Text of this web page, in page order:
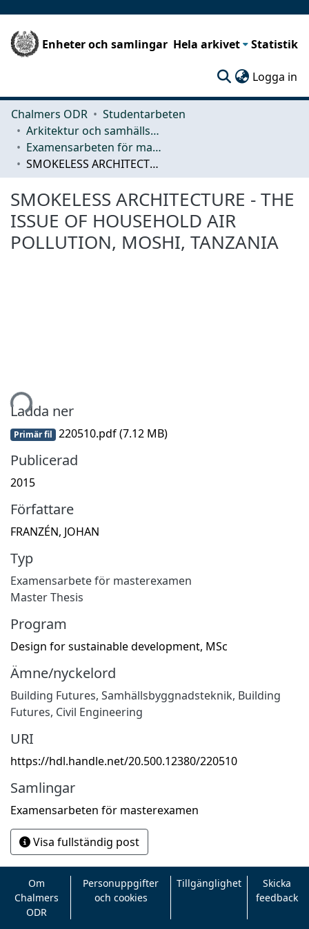
Enheter och samlingar Hela arkivet Statistik
Logga in
Chalmers ODR
Studentarbeten
Arkitektur och samhällsbyggnadsteknik (ACE)
Examensarbeten för masterexamen
SMOKELESS ARCHITECTURE - THE ISSUE OF HOUSEHOLD AIR POLLUTION, MOSHI, TANZANIA
SMOKELESS ARCHITECTURE - THE
ISSUE OF HOUSEHOLD AIR
POLLUTION, MOSHI, TANZANIA
Ladda ner
Primär fil 220510.pdf(7.12 MB)
Publicerad
2015
Författare
FRANZÉN, JOHAN
Typ
Examensarbete för masterexamen
Master Thesis
Program
Design for sustainable development, MSc
Ämne/nyckelord
Building Futures, Samhällsbyggnadsteknik, Building
Futures, Civil Engineering
URI
https://hdl.handle.net/20.500.12380/220510
Samlingar
Examensarbeten för masterexamen
Visa fullständig post
Om
Chalmers
ODR
Personuppgifter
och cookies
Tillgänglighet
Skicka
feedback